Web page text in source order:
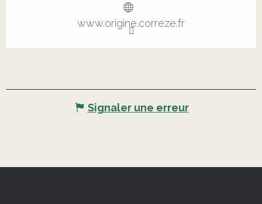
www.origine.correze.fr
Signaler une erreur